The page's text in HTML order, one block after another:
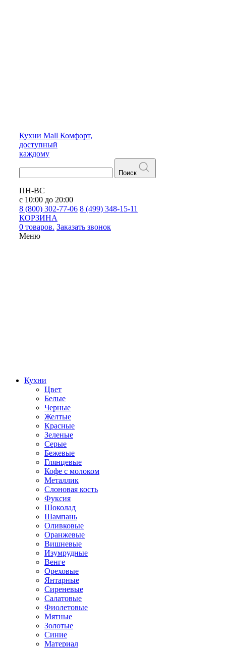
Кухни Mall Комфорт,
доступный
каждому
Поиск
ПН-ВС
с 10:00 до 20:00
8 (800) 302-77-06 8 (499) 348-15-11
КОРЗИНА
0 товаров. Заказать звонок
Меню
Кухни
Цвет
Белые
Черные
Желтые
Красные
Зеленые
Серые
Бежевые
Глянцевые
Кофе с молоком
Металлик
Слоновая кость
Фуксия
Шоколад
Шампань
Оливковые
Оранжевые
Вишневые
Изумрудные
Венге
Ореховые
Янтарные
Сиреневые
Салатовые
Фиолетовые
Мятные
Золотые
Синие
Материал